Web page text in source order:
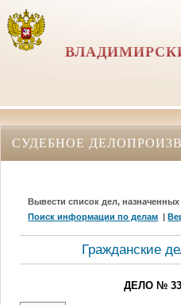
СУДЕБНОЕ
Вывести список дел, назначенных
Поиск информации по делам |
Гражданские
ДЕЛО №